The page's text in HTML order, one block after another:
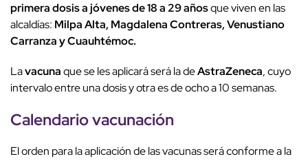
primera dosis a jóvenes de 18 a 29 añosque viven en las
alcaldías: Milpa Alta, Magdalena Contreras, Venustiano
Carranza y Cuauhtémoc.
Lavacunaque se les aplicará será la deAstraZeneca, cuyo
intervalo entre una dosis y otra es de ocho a 10 semanas.
Calendario vacunación
El orden para la aplicación de las vacunas será conforme a la